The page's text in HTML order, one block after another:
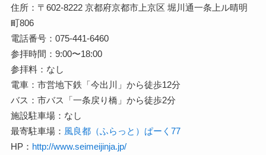
住所：〒602-8222 京都府京都市上京区 堀川通一条上ル晴明
町806
電話番号：075-441-6460
参拝時間：9:00〜18:00
参拝料：なし
電車：市営地下鉄「今出川」から徒歩12分
バス：市バス「一条戻り橋」から徒歩2分
施設駐車場：なし
最寄駐車場： 風良都（ふらっと）ぱーく77
HP： http://www.seimeijinja.jp/